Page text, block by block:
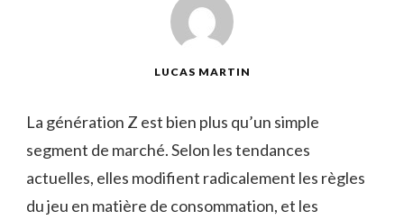
LUCAS MARTIN
La génération Z est bien plus qu’un simple
segment de marché. Selon les tendances
actuelles, elles modifient radicalement les règles
du jeu en matière de consommation, et les